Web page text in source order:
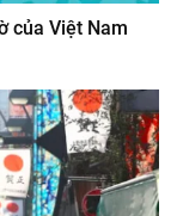
của Việt Nam